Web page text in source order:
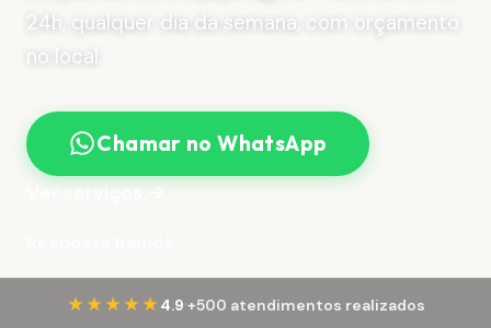
24h, qualquer dia da semana, com orçamento
no local.
Chamar no WhatsApp
Ver serviços →
★★★★★ 4.9·+500 atendimentos realizados